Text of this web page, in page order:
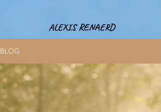
ALEXIS RENAERD
BLOG